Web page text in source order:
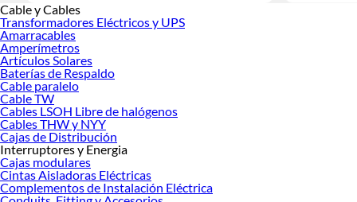
Cable y Cables
Transformadores Eléctricos y UPS
Amarracables
Amperímetros
Artículos Solares
Baterías de Respaldo
Cable paralelo
Cable TW
Cables LSOH Libre de halógenos
Cables THW y NYY
Cajas de Distribución
Interruptores y Energia
Cajas modulares
Cintas Aisladoras Eléctricas
Complementos de Instalación Eléctrica